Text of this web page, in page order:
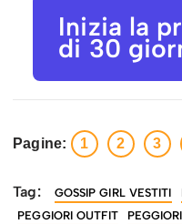
Inizia la
di 30
Pagine: 1 2 3
Tag: GOSSIP GIRL VESTITI
PEGGIORI OUTFIT